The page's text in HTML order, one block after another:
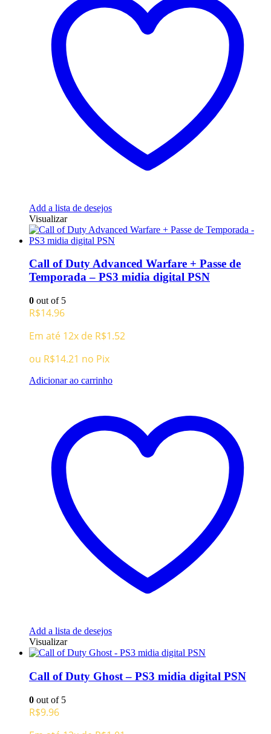
Add a lista de desejos
Visualizar
Call of Duty Advanced Warfare + Passe de
Temporada – PS3 midia digital PSN
0 out of 5
R$14.96
Em até 12x de R$1.52
ou R$14.21 no Pix
Adicionar ao carrinho
Add a lista de desejos
Visualizar
Call of Duty Ghost – PS3 midia digital PSN
0 out of 5
R$9.96